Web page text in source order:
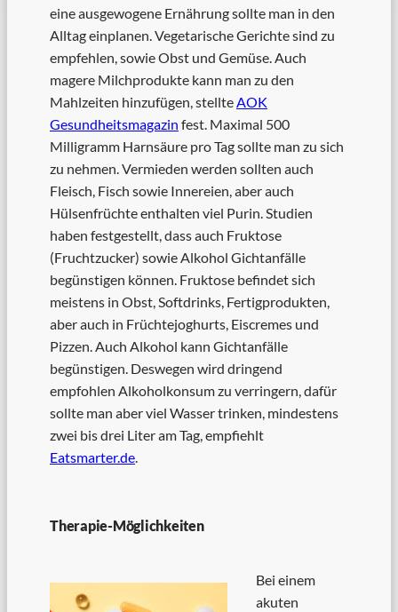
eine ausgewogene Ernährung sollte man in den
Alltag einplanen. Vegetarische Gerichte sind zu
empfehlen, sowie Obst und Gemüse. Auch
magere Milchprodukte kann man zu den
Mahlzeiten hinzufügen, stellte AOK
Gesundheitsmagazin fest. Maximal 500
Milligramm Harnsäure pro Tag sollte man zu sich
zu nehmen. Vermieden werden sollten auch
Fleisch, Fisch sowie Innereien, aber auch
Hülsenfrüchte enthalten viel Purin. Studien
haben festgestellt, dass auch Fruktose
(Fruchtzucker) sowie Alkohol Gichtanfälle
begünstigen können. Fruktose befindet sich
meistens in Obst, Softdrinks, Fertigprodukten,
aber auch in Früchtejoghurts, Eiscremes und
Pizzen. Auch Alkohol kann Gichtanfälle
begünstigen. Deswegen wird dringend
empfohlen Alkoholkonsum zu verringern, dafür
sollte man aber viel Wasser trinken, mindestens
zwei bis drei Liter am Tag, empfiehlt
Eatsmarter.de
Therapie-Möglichkeiten
Bei einem
akuten